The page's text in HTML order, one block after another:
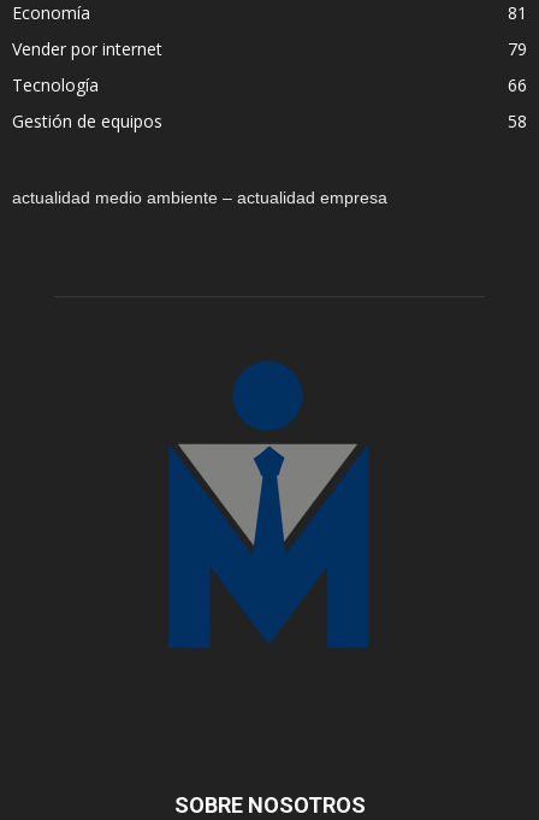
Economía
81
Vender por internet
79
Tecnología
66
Gestión de equipos
58
actualidad medio ambiente – actualidad empresa
SOBRE NOSOTROS